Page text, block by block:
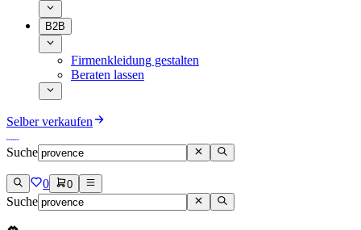
B2B
Firmenkleidung gestalten
Beraten lassen
Selber verkaufen
Suche
0 0
Suche